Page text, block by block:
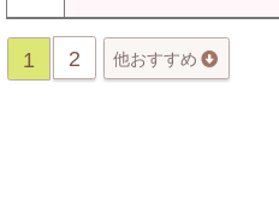
1 2 他おすすめ